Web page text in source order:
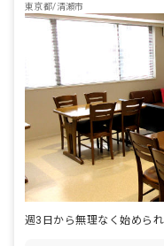
東京都/清瀬市